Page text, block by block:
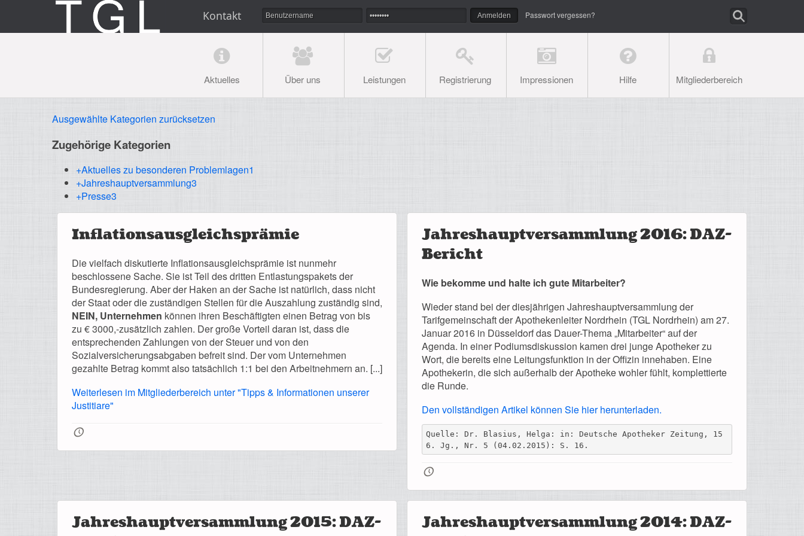
Kontakt Passwort vergessen?
Aktuelles Über uns Leistungen Registrierung Impressionen Hilfe Mitgliederbereich
Ausgewählte Kategorien zurücksetzen
Zugehörige Kategorien
+Aktuelles zu besonderen Problemlagen1
+Jahreshauptversammlung3
+Presse3
Inflationsausgleichsprämie
Die vielfach diskutierte Inflationsausgleichsprämie ist nunmehr
beschlossene Sache. Sie ist Teil des dritten Entlastungspakets der
Bundesregierung. Aber der Haken an der Sache ist natürlich, dass nicht
der Staat oder die zuständigen Stellen für die Auszahlung zuständig sind,
NEIN, Unternehmen können ihren Beschäftigten einen Betrag von bis
zu € 3000,-zusätzlich zahlen. Der große Vorteil daran ist, dass die
entsprechenden Zahlungen von der Steuer und von den
Sozialversicherungsabgaben befreit sind. Der vom Unternehmen
gezahlte Betrag kommt also tatsächlich 1:1 bei den Arbeitnehmern an. [...]
Weiterlesen im Mitgliederbereich unter "Tipps & Informationen unserer
Justitiare"
🕔
Jahreshauptversammlung 2016: DAZ-
Bericht
Wie bekomme und halte ich gute Mitarbeiter?
Wieder stand bei der diesjährigen Jahreshauptversammlung der
Tarifgemeinschaft der Apothekenleiter Nordrhein (TGL Nordrhein) am 27.
Januar 2016 in Düsseldorf das Dauer-Thema „Mitarbeiter“ auf der
Agenda. In einer Podiumsdiskussion kamen drei junge Apotheker zu
Wort, die bereits eine Leitungsfunktion in der Offizin innehaben. Eine
Apothekerin, die sich außerhalb der Apotheke wohler fühlt, komplettierte
die Runde.
Den vollständigen Artikel können Sie hier herunterladen.
Quelle: Dr. Blasius, Helga: in: Deutsche Apotheker Zeitung, 15
6. Jg., Nr. 5 (04.02.2015): S. 16.
🕔
Jahreshauptversammlung 2015: DAZ-
Jahreshauptversammlung 2014: DAZ-